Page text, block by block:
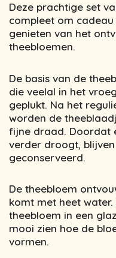
Deze prachtige set
compleet om
genieten van het
theebloemen.
De basis van de
die veelal in het
geplukt. Na het
worden de
fijne draad. Doordat
verder droogt,
geconserveerd.
De theebloem
komt met heet
theebloem in een
mooi zien hoe de
vormen.